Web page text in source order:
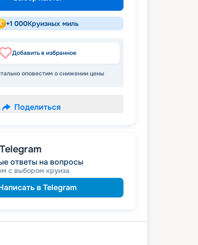
+1 000Круизных миль
Добавить в избранное
оповестим о снижении цены
Поделиться
ответы на вопросы
с выбором круиза
в Telegram